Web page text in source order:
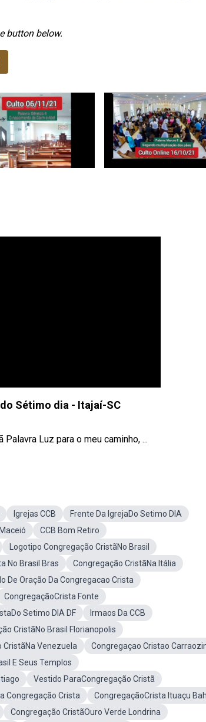
button below.
Sétimo dia - Itajaí-SC
Luz para o meu caminho, ...
Igrejas CCB
Frente Da IgrejaDo Setimo DIA
CCB Bom Retiro
Logotipo Congregação CristãNo Brasil
No Brasil Bras
Congregação CristãNa Itália
De Oração Da Congregacao Crista
CongregaçãoCrista Fonte
Setimo DIA DF
Irmaos Da CCB
CristãNo Brasil Florianopolis
CristãNa Venezuela
Congregaçao Cristao
E Seus Templos
Vestido ParaCongregação Cristã
Congregação Crista
CongregaçãoCrista Ituaçu
Congregação CristãOuro Verde Londrina